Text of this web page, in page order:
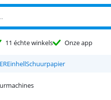
11 échte winkels Onze app
EinhellSchuurpapier